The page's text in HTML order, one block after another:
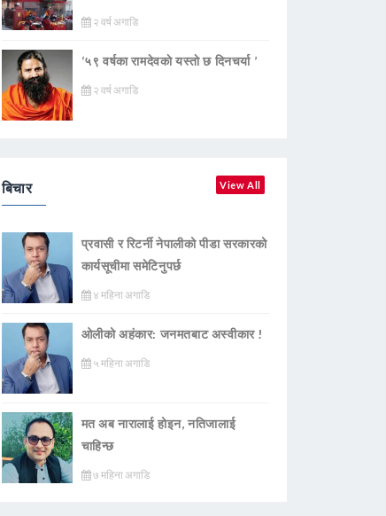
२ वर्ष अगाडि
‘५९ वर्षका रामदेवकाे यस्ताे छ दिनचर्या ’
२ वर्ष अगाडि
बिचार View All
प्रवासी र रिटर्नी नेपालीको पीडा सरकारको
कार्यसूचीमा समेटिनुपर्छ
४ महिना अगाडि
ओलीको अहंकार: जनमतबाट अस्वीकार !
५ महिना अगाडि
मत अब नारालाई होइन, नतिजालाई
चाहिन्छ
७ महिना अगाडि